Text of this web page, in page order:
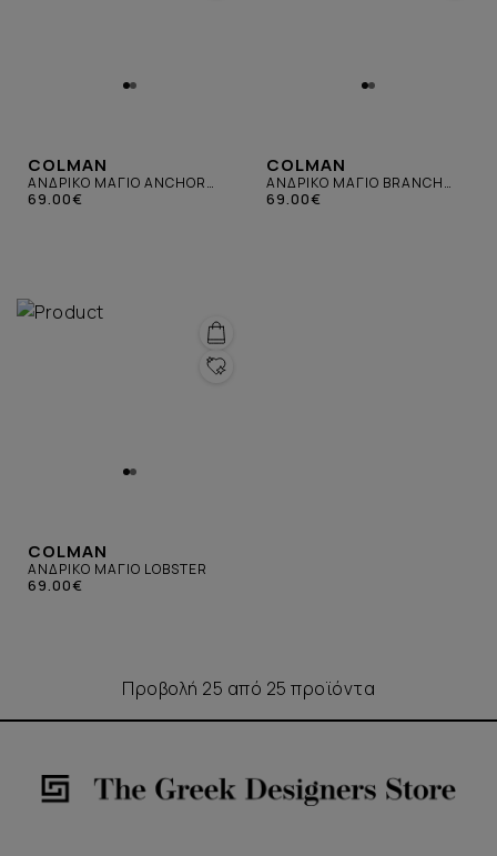
COLMAN
ΑΝΔΡΙΚΟ ΜΑΓΙΟ ANCHOR
ΧΡΥΣΟ
69.00€
COLMAN
ΑΝΔΡΙΚΟ ΜΑΓΙΟ BRANCH
ΛΕΥΚΟ
69.00€
COLMAN
ΑΝΔΡΙΚΟ ΜΑΓΙΟ LOBSTER
69.00€
Προβολή 25 από 25 προϊόντα